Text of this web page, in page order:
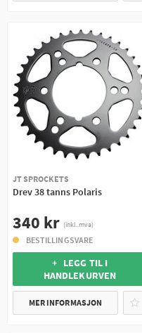
JT SPROCKETS
Drev 38 tanns Polaris
340 kr (inkl. mva)
BESTILLINGSVARE
+ LEGG TIL I
HANDLEKURVEN
MER INFORMASJON